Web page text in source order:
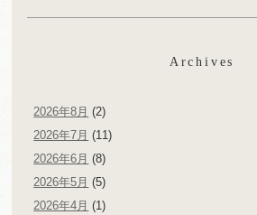
Archives
2026年8月 (2)
2026年7月 (11)
2026年6月 (8)
2026年5月 (5)
2026年4月 (1)